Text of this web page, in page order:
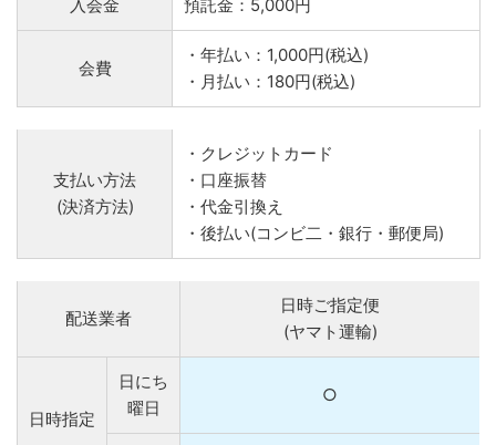
入会金 預託金：5,000円
会費
・年払い：1,000円(税込)
・月払い：180円(税込)
支払い方法
(決済方法)
・クレジットカード
・口座振替
・代金引換え
・後払い(コンビ二・銀行・郵便局)
配送業者
日時ご指定便
(ヤマト運輸)
日時指定
日にち
曜日
○